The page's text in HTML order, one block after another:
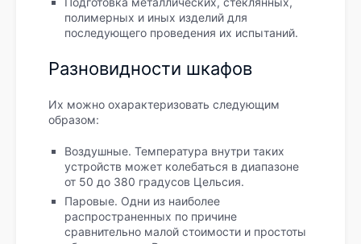
полимерных и иных изделий для
последующего проведения их испытаний.
Разновидности шкафов
Их можно охарактеризовать следующим
образом:
Воздушные. Температура внутри таких
устройств может колебаться в диапазоне
от 50 до 380 градусов Цельсия.
Паровые. Одни из наиболее
распространенных по причине
сравнительно малой стоимости и простоты